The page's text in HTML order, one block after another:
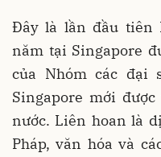
Đây là lần đầu tiên
năm tại Singapore
của Nhóm các đại
Singapore mới
nước. Liên hoan là
Pháp, văn hóa và